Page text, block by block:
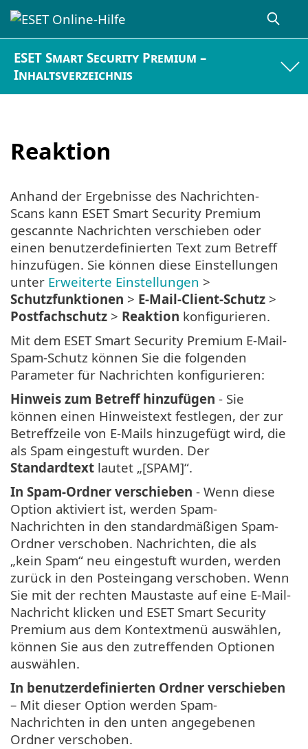
ESET Smart Security Premium –
Inhaltsverzeichnis
Reaktion
Anhand der Ergebnisse des Nachrichten-
Scans kann ESET Smart Security Premium
gescannte Nachrichten verschieben oder
einen benutzerdefinierten Text zum Betreff
hinzufügen. Sie können diese Einstellungen
unter Erweiterte Einstellungen >
Schutzfunktionen > E-Mail-Client-Schutz >
Postfachschutz > Reaktion konfigurieren.
Mit dem ESET Smart Security Premium E-Mail-
Spam-Schutz können Sie die folgenden
Parameter für Nachrichten konfigurieren:
Hinweis zum Betreff hinzufügen - Sie
können einen Hinweistext festlegen, der zur
Betreffzeile von E-Mails hinzugefügt wird, die
als Spam eingestuft wurden. Der
Standardtext lautet „[SPAM]“.
In Spam-Ordner verschieben - Wenn diese
Option aktiviert ist, werden Spam-
Nachrichten in den standardmäßigen Spam-
Ordner verschoben. Nachrichten, die als
„kein Spam“ neu eingestuft wurden, werden
zurück in den Posteingang verschoben. Wenn
Sie mit der rechten Maustaste auf eine E-Mail-
Nachricht klicken und ESET Smart Security
Premium aus dem Kontextmenü auswählen,
können Sie aus den zutreffenden Optionen
auswählen.
In benutzerdefinierten Ordner verschieben
– Mit dieser Option werden Spam-
Nachrichten in den unten angegebenen
Ordner verschoben.